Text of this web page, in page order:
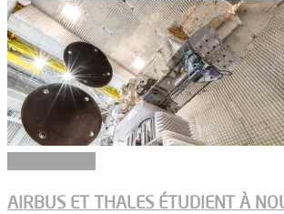
AIRBUS ET THALES ÉTUDIENT À